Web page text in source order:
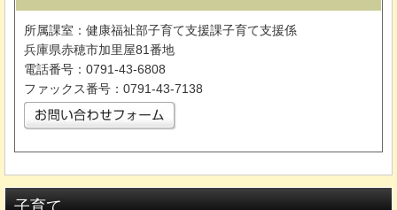
所属課室：健康福祉部子育て支援課子育て支援係
兵庫県赤穂市加里屋81番地
電話番号：0791-43-6808
ファックス番号：0791-43-7138
子育て